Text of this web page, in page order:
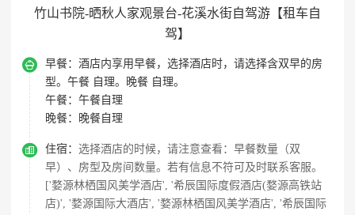
竹山书院-晒秋人家观景台-花溪水街自驾游【租车自
驾】
 早餐： 酒店内享用早餐，选择酒店时，请选择含双早的房
型。午餐 自理。晚餐 自理。
午餐： 午餐自理
晚餐：
晚餐自理
 住宿： 选择酒店的时候，请注意查看：早餐数量（双
早）、房型及房间数量。若有信息不符可及时联系客服。
['婺源林栖国风美学酒店', '希辰国际度假酒店(婺源高铁站
店)', '婺源国际大酒店', '婺源林栖国风美学酒店', '希辰国际